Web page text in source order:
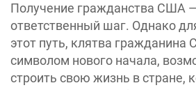
Получение гражданства США
ответственный шаг. Однако
этот путь, клятва гражданина
символом нового начала,
строить свою жизнь в стране,